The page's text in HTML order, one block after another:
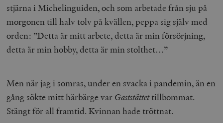
stjärna i Michelinguiden, och som arbetade från sju på
morgonen till halv tolv på kvällen, peppa sig själv med
orden: ”Detta är mitt arbete, detta är min försörjning,
detta är min hobby, detta är min stolthet…”
Men när jag i somras, under en svacka i pandemin, än en
gång sökte mitt härbärge var Gaststättettillbommat.
Stängt för all framtid. Kvinnan hade tröttnat.